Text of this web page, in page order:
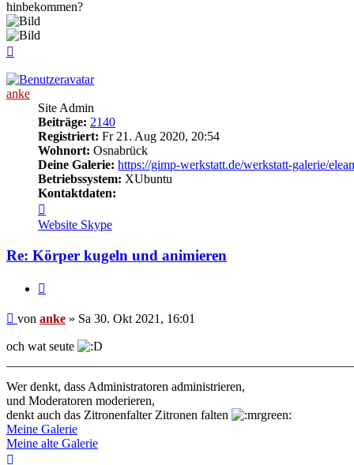
hinbekommen?
anke
Site Admin
Beiträge: 2140
Registriert: Fr 21. Aug 2020, 20:54
Wohnort: Osnabrück
Deine Galerie: https://gimp-werkstatt.de/werkstatt-galerie/
Betriebssystem: XUbuntu
Kontaktdaten:
von
anke
Website Skype
Re: Körper kugeln und animieren
Beitrag
von anke » Sa 30. Okt 2021, 16:01
och wat seute
Wer denkt, dass Administratoren administrieren,
und Moderatoren moderieren,
denkt auch das Zitronenfalter Zitronen falten
Meine Galerie
Meine alte Galerie